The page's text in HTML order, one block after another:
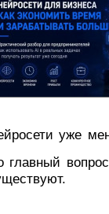
уже
главный